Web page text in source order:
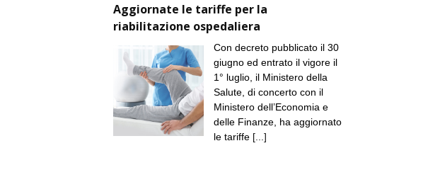
Aggiornate le tariffe per la
riabilitazione ospedaliera
Con decreto pubblicato il 30
giugno ed entrato il vigore il
1° luglio, il Ministero della
Salute, di concerto con il
Ministero dell’Economia e
delle Finanze, ha aggiornato
le tariffe [...]